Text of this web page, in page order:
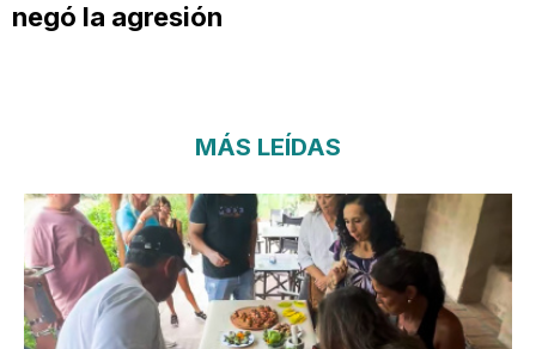
negó la agresión
MÁS LEÍDAS